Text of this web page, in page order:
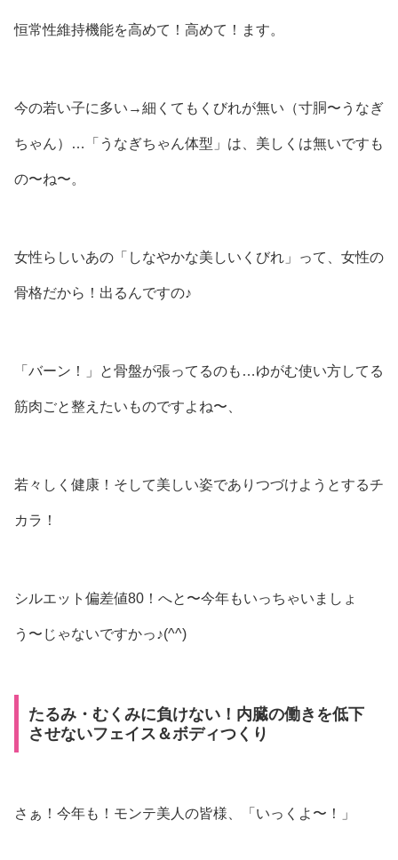
恒常性維持機能を高めて！高めて！ます。
今の若い子に多い→細くてもくびれが無い（寸胴〜うなぎ
ちゃん）…「うなぎちゃん体型」は、美しくは無いですも
の〜ね〜。
女性らしいあの「しなやかな美しいくびれ」って、女性の
骨格だから！出るんですの♪
「バーン！」と骨盤が張ってるのも…ゆがむ使い方してる
筋肉ごと整えたいものですよね〜、
若々しく健康！そして美しい姿でありつづけようとするチ
カラ！
シルエット偏差値80！へと〜今年もいっちゃいましょ
う〜じゃないですかっ♪(⁠^⁠^⁠)
たるみ・むくみに負けない！内臓の働きを低下
させないフェイス＆ボディつくり
さぁ！今年も！モンテ美人の皆様、「いっくよ〜！」